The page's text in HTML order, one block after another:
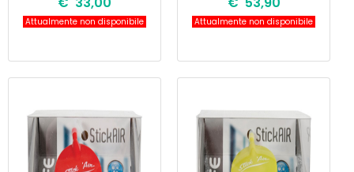
Attualmente non disponibile Attualmente non disponibile